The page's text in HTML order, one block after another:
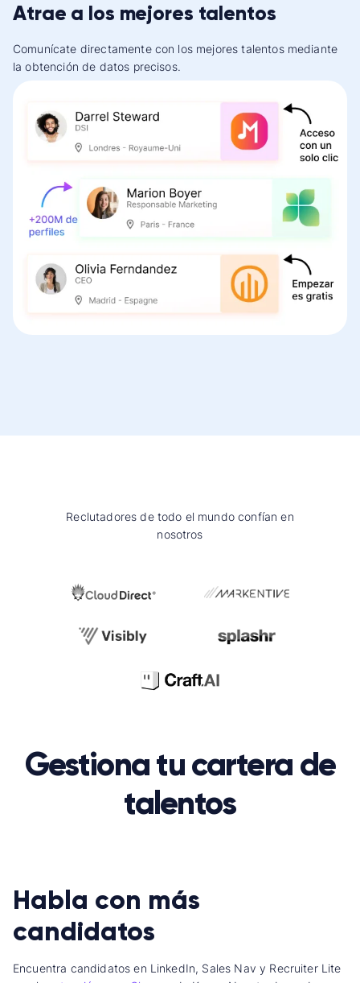
Atrae a los mejores talentos
Comunícate directamente con los mejores talentos mediante
la obtención de datos precisos.
Reclutadores de todo el mundo confían en
nosotros
Gestiona tu cartera de
talentos
Habla con más
candidatos
Encuentra candidatos en LinkedIn, Sales Nav y Recruiter Lite